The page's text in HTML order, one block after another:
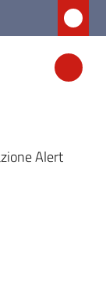
Alert